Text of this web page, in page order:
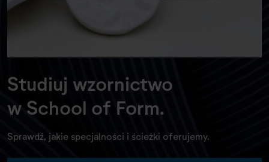
Studiuj wzornictwo
w School of Form.
Sprawdź, jakie specjalności i ścieżki oferujemy.